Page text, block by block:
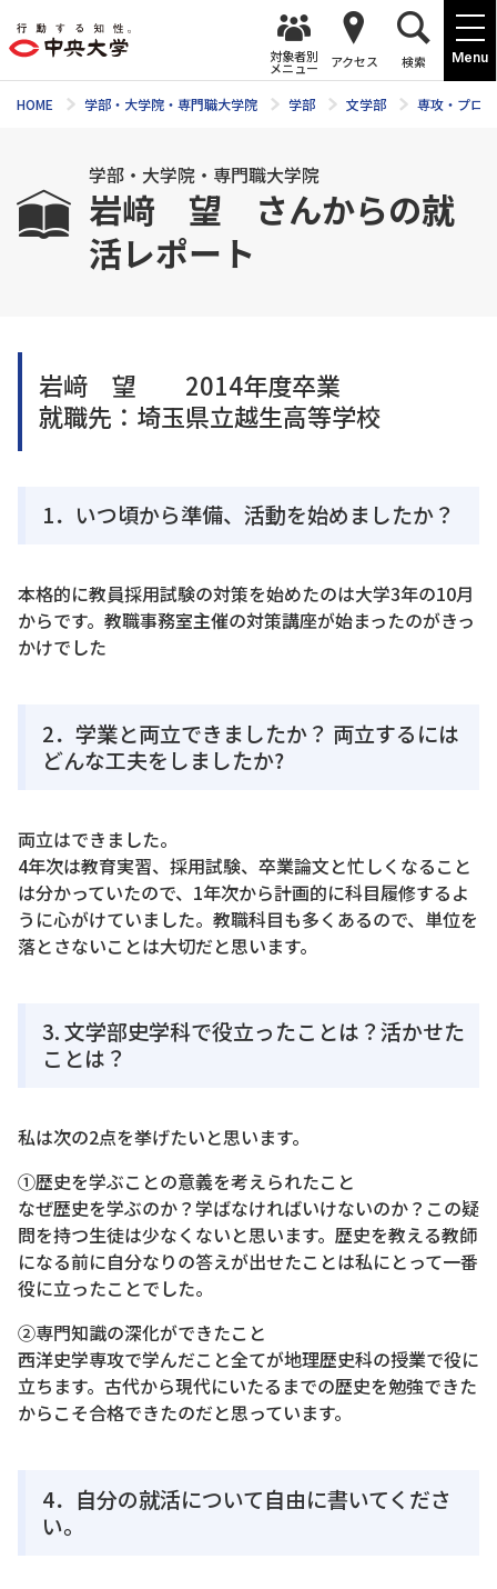
Menu
対象者別
メニュー アクセス 検索
HOME 学部・大学院・専門職大学院 学部 文学部 専攻・プロ
学部・大学院・専門職大学院
岩﨑 望 さんからの就
活レポート
岩﨑 望 2014年度卒業
就職先：埼玉県立越生高等学校
1．いつ頃から準備、活動を始めましたか？
本格的に教員採用試験の対策を始めたのは大学3年の10月
からです。教職事務室主催の対策講座が始まったのがきっ
かけでした
2．学業と両立できましたか？ 両立するには
どんな工夫をしましたか?
両立はできました。
4年次は教育実習、採用試験、卒業論文と忙しくなること
は分かっていたので、1年次から計画的に科目履修するよ
うに心がけていました。教職科目も多くあるので、単位を
落とさないことは大切だと思います。
3. 文学部史学科で役立ったことは？活かせた
ことは？
私は次の2点を挙げたいと思います。
①歴史を学ぶことの意義を考えられたこと
なぜ歴史を学ぶのか？学ばなければいけないのか？この疑
問を持つ生徒は少なくないと思います。歴史を教える教師
になる前に自分なりの答えが出せたことは私にとって一番
役に立ったことでした。
②専門知識の深化ができたこと
西洋史学専攻で学んだこと全てが地理歴史科の授業で役に
立ちます。古代から現代にいたるまでの歴史を勉強できた
からこそ合格できたのだと思っています。
4．自分の就活について自由に書いてくださ
い。